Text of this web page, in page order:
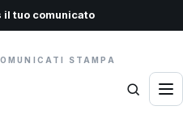
tuo comunicato
STAMPA